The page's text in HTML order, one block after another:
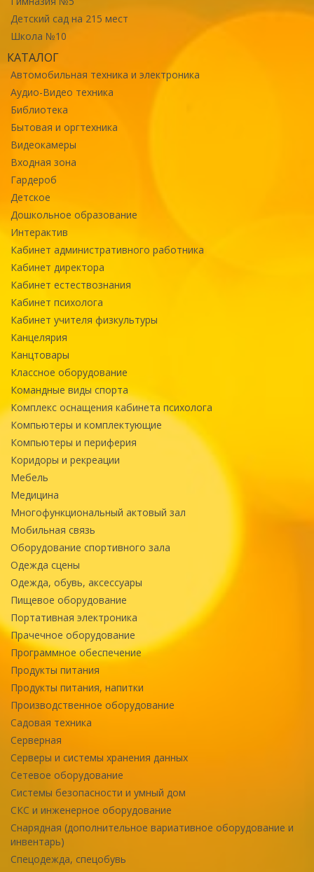
Детский сад на 215 мест
Школа №10
КАТАЛОГ
Автомобильная техника и электроника
Аудио-Видео техника
Библиотека
Бытовая и оргтехника
Видеокамеры
Входная зона
Гардероб
Детское
Дошкольное образование
Интерактив
Кабинет административного работника
Кабинет директора
Кабинет естествознания
Кабинет психолога
Кабинет учителя физкультуры
Канцелярия
Канцтовары
Классное оборудование
Командные виды спорта
Комплекс оснащения кабинета психолога
Компьютеры и комплектующие
Компьютеры и периферия
Коридоры и рекреации
Мебель
Медицина
Многофункциональный актовый зал
Мобильная связь
Оборудование спортивного зала
Одежда сцены
Одежда, обувь, аксессуары
Пищевое оборудование
Портативная электроника
Прачечное оборудование
Программное обеспечение
Продукты питания
Продукты питания, напитки
Производственное оборудование
Садовая техника
Серверная
Серверы и системы хранения данных
Сетевое оборудование
Системы безопасности и умный дом
СКС и инженерное оборудование
Снарядная (дополнительное вариативное оборудование и
инвентарь)
Спецодежда, спецобувь